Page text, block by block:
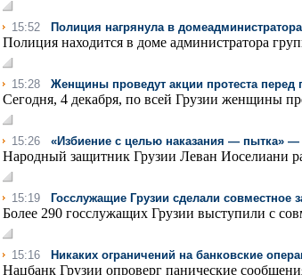
15:52 Полиция нагрянула в
Полиция находится в доме администратора
15:28 Женщины проведут акции протеста перед
Сегодня, 4 декабря, по всей Грузии женщины
15:26 «Избиение с целью наказания — пытка»
Народный защитник Грузии Леван Иоселиани
15:19 Госслужащие Грузии сделали совместное
Более 290 госслужащих Грузии выступили с
15:16 Никаких ограничений на банковские
Нацбанк Грузии опроверг панические